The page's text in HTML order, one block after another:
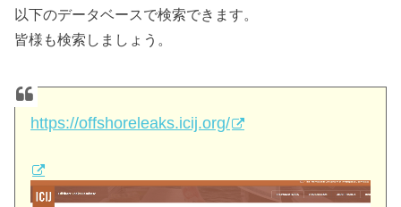
以下のデータベースで検索できます。
皆様も検索しましょう。
https://offshoreleaks.icij.org/